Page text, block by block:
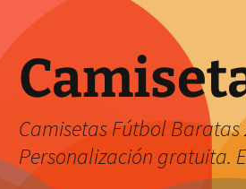
Camisetas Fútbol Baratas
Personalización gratuita.